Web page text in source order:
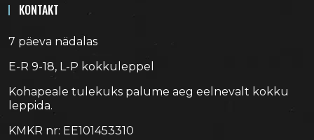
KONTAKT
7 päeva nädalas
E-R 9-18, L-P kokkuleppel
Kohapeale tulekuks palume aeg eelnevalt kokku
leppida.
KMKR nr: EE101453310